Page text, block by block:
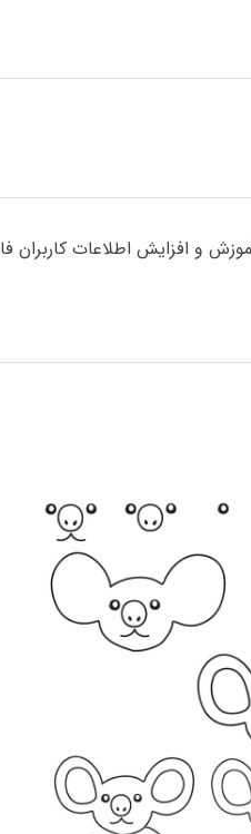
و افزایش اطلاعات کاربران